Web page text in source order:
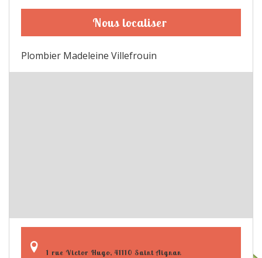
Nous localiser
Plombier Madeleine Villefrouin
1 rue Victor Hugo, 41110 Saint Aignan